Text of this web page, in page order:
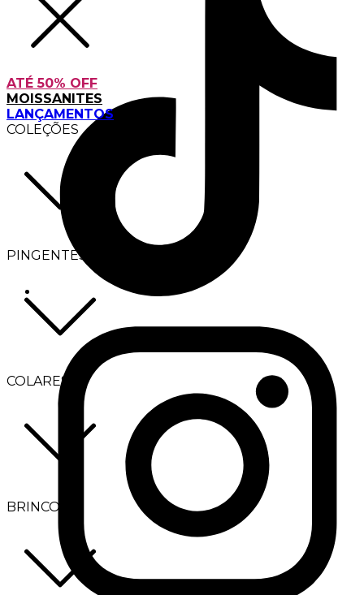
ATÉ 50% OFF
MOISSANITES
LANÇAMENTOS
COLEÇÕES
PINGENTES
COLARES
BRINCOS